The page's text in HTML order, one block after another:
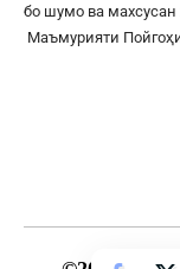
бо шумо ва
Маъмурияти